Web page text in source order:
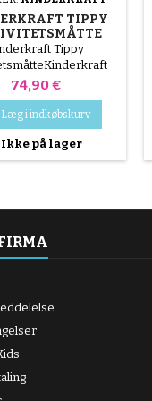
TIPPY
Tippy
kan
fra fødslen og kan
på 3 måder.
med buer til
måtte med telt og
måtte, det vil give
Pris
74,90 €
Læg i indkøbskurv
Ikke på lager